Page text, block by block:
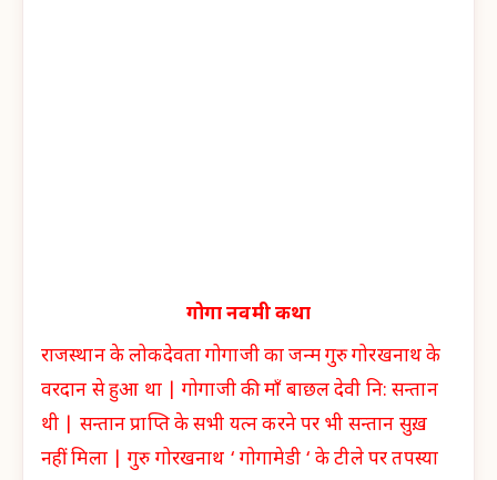
गोगा नवमी कथा
राजस्थान के लोकदेवता गोगाजी का जन्म गुरु गोरखनाथ के
वरदान से हुआ था | गोगाजी की माँ बाछल देवी नि: सन्तान
थी | सन्तान प्राप्ति के सभी यत्न करने पर भी सन्तान सुख़
नहीं मिला | गुरु गोरखनाथ ‘ गोगामेडी ‘ के टीले पर तपस्या